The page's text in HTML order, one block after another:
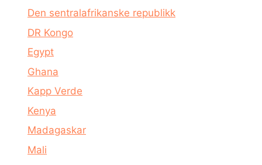
Den sentralafrikanske republikk
DR Kongo
Egypt
Ghana
Kapp Verde
Kenya
Madagaskar
Mali